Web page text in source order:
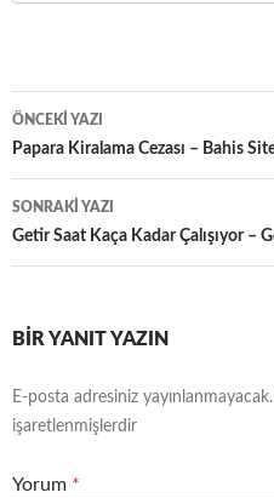
Yazı
dolaşımı
ÖNCEKI YAZI
Papara Kiralama Cezası – Bahis
SONRAKI YAZI
Getir Saat Kaça Kadar Çalışıyor –
BIR YANIT YAZIN
E-posta adresiniz yayınlanmayacak.
işaretlenmişlerdir
Yorum *